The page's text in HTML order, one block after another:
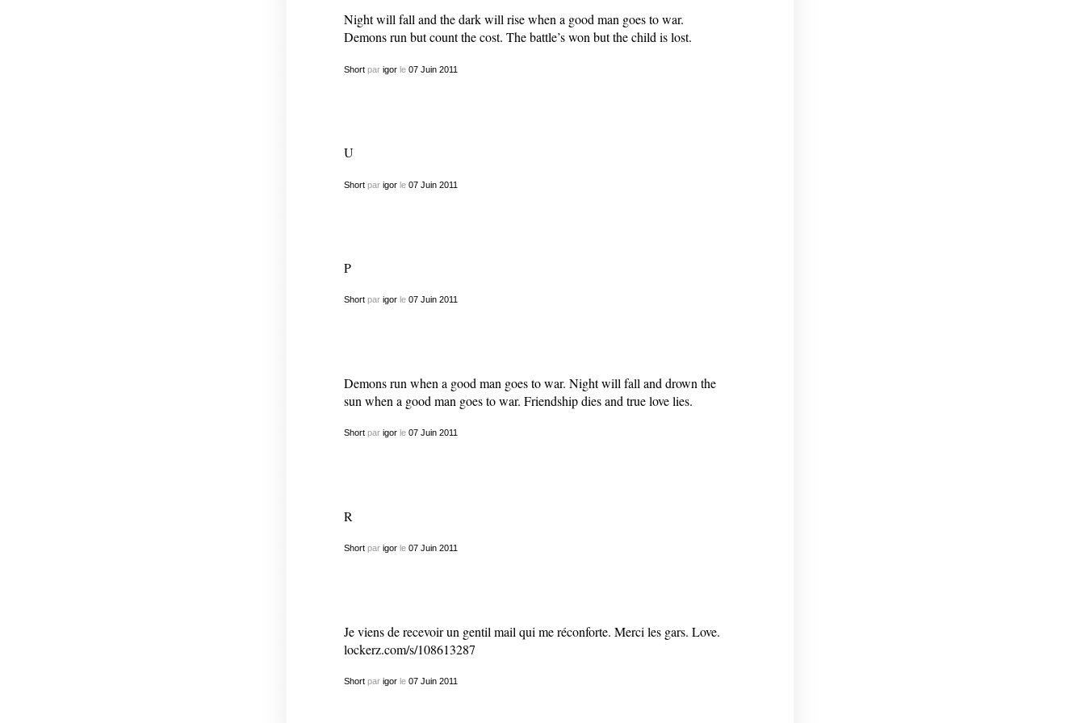
Night will fall and the dark will rise when a good man goes to war.
Demons run but count the cost. The battle’s won but the child is lost.
Shortpar igorle 07 Juin 2011
U
Shortpar igorle 07 Juin 2011
P
Shortpar igorle 07 Juin 2011
Demons run when a good man goes to war. Night will fall and drown the
sun when a good man goes to war. Friendship dies and true love lies.
Shortpar igorle 07 Juin 2011
R
Shortpar igorle 07 Juin 2011
Je viens de recevoir un gentil mail qui me réconforte. Merci les gars. Love.
lockerz.com/s/108613287
Shortpar igorle 07 Juin 2011